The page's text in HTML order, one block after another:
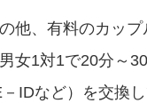
他、有料のカッ
女1対1で20分～
－IDなど）を交換